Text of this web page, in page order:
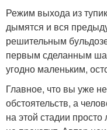
Режим выхода из
дымятся и вся
решительным
первым сделанным
угодно маленьким,
Главное, что вы уже
обстоятельств, а
на этой стадии